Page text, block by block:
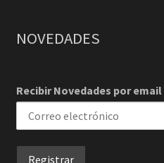
NOVEDADES
Recibir Novedades por email